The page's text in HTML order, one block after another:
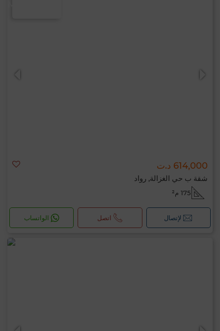
614,000 د.ت
شقة ب حي الغزالة, رواد
175 م²
لإتصال اتصل الواتساب